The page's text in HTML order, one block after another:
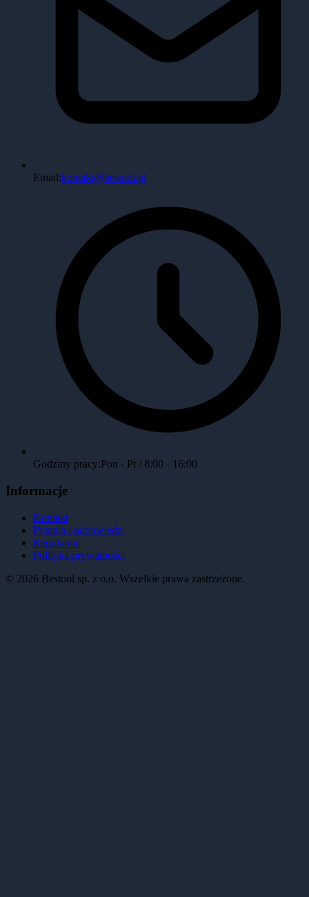
Email:kontakt@bestool.pl
Godziny pracy:Pon - Pt / 8:00 - 16:00
Informacje
Kontakt
Pytania i odpowiedzi
Regulamin
Polityka prywatności
© 2026 Bestool sp. z o.o. Wszelkie prawa zastrzeżone.